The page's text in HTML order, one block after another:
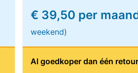
€ 39,50 per
weekend)
Al goedkoper dan één